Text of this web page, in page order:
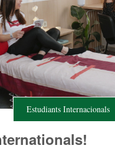
Estudiants Internacionals